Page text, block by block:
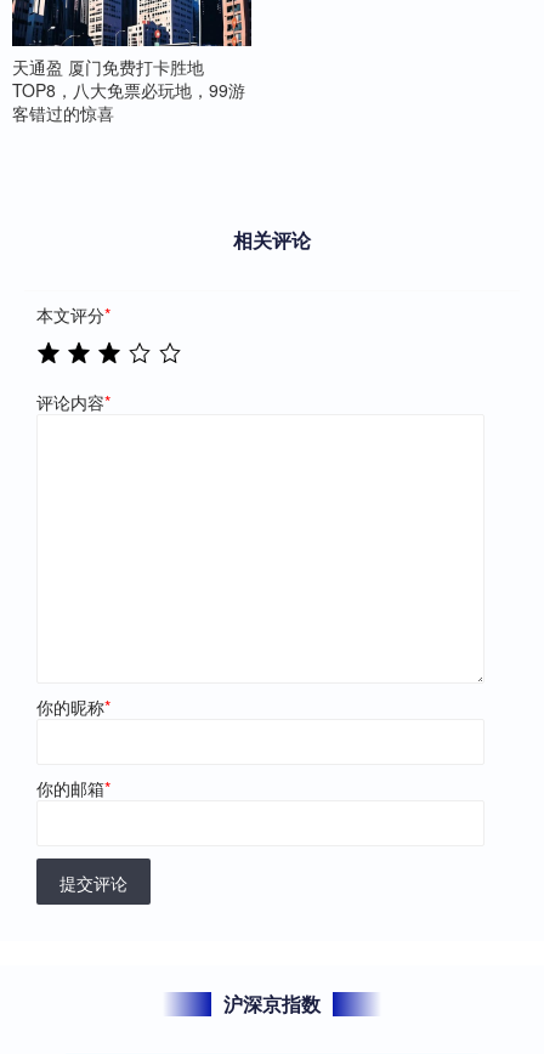
天通盈 厦门免费打卡胜地
TOP8，八大免票必玩地，99游
客错过的惊喜
相关评论
本文评分*
评论内容*
你的昵称*
你的邮箱*
提交评论
沪深京指数